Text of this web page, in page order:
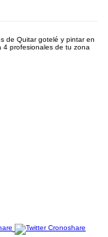
de Quitar gotelé y pintar en
4 profesionales de tu zona